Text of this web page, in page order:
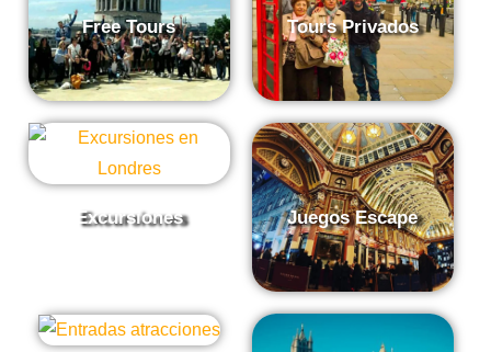
Free Tours Tours Privados
Excursiones Juegos Escape